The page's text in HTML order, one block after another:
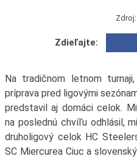
Zdroj:
Zdieľajte:
Na tradičnom letnom
príprava pred ligovými
predstavil aj domáci celok.
na poslednú chvíľu odhlásil,
druholigový celok HC
SC Miercurea Ciuc a